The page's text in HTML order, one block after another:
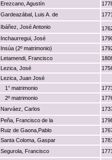
Erezcano, Agustín
Gardeazábal, Luis A. de
1771
Ibáñez, José Antonio
Inchaurregui, José
Insúa (2º matrimonio)
Letamendi, Francisco
Lezica, José
Lezica, Juan José
1° matrimonio
2º matrimonio
Narváez, Carlos
Peña, Francisco de la
Ruiz de Gaona,Pablo
Santa Coloma, Gaspar
1781
Segurola, Francisco
1771